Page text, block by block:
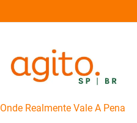
AgitoSP
Onde Realmente Vale A Pena